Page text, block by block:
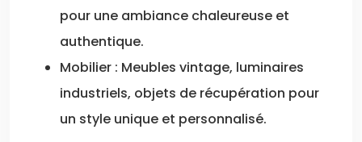
pour une ambiance chaleureuse et
authentique.
Mobilier : Meubles vintage, luminaires
industriels, objets de récupération pour
un style unique et personnalisé.